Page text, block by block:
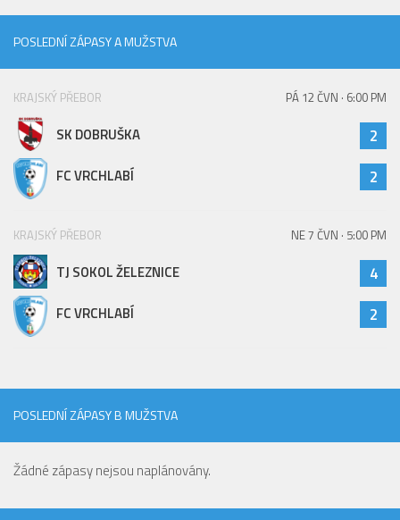
Hráči
Realizační tým
St. žáci
Zápasy SŽ 2025/26
Hráči
Zápasy
Ml. žáci
Realizační tým
St. přípravka
Hráči
Rozpis zápasů
POSLEDNÍ ZÁPASY A MUŽSTVA
KRAJSKÝ PŘEBOR PÁ 12 ČVN · 6:00 PM
SK DOBRUŠKA 2
FC VRCHLABÍ 2
KRAJSKÝ PŘEBOR NE 7 ČVN · 5:00 PM
TJ SOKOL ŽELEZNICE 4
FC VRCHLABÍ 2
POSLEDNÍ ZÁPASY B MUŽSTVA
Žádné zápasy nejsou naplánovány.